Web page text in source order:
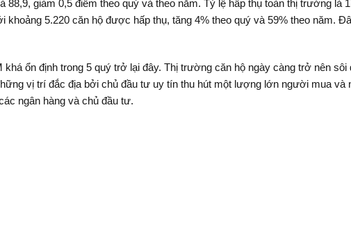
88,9, giảm 0,5 điểm theo quý và theo năm. Tỷ lệ hấp thụ toàn thị trường là
khoảng 5.220 căn hộ được hấp thụ, tăng 4% theo quý và 59% theo năm.
ổn định trong 5 quý trở lại đây. Thị trường căn hộ ngày càng trở nên
vị trí đắc địa bởi chủ đầu tư uy tín thu hút một lượng lớn người mua
ngân hàng và chủ đầu tư.